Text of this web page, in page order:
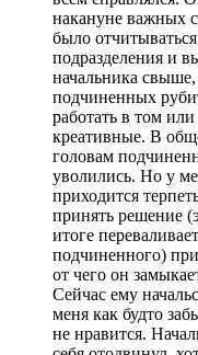
накануне важных
было
подразделения и
начальника
подчиненных
работать в том
креативные. В
головам
уволились. Но у
приходится
принять решение
итоге
подчиненного)
от чего он
Сейчас ему
меня как будто
не нравится.